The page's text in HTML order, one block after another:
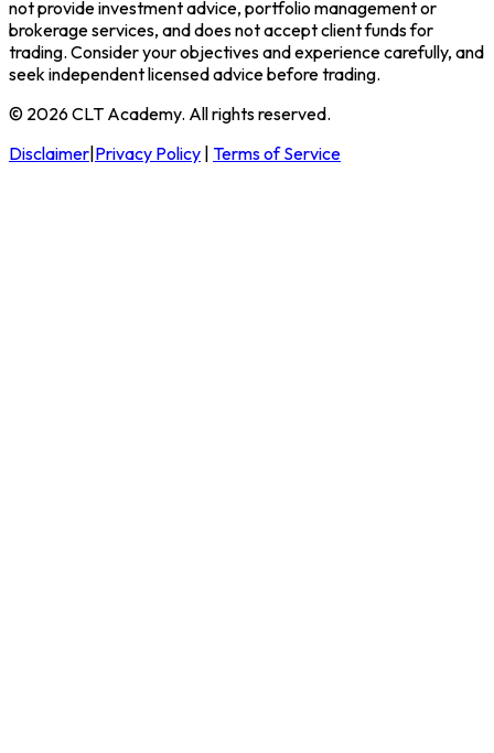
not provide investment advice, portfolio management or
brokerage services, and does not accept client funds for
trading. Consider your objectives and experience carefully, and
seek independent licensed advice before trading.
© 2026 CLT Academy. All rights reserved.
Disclaimer|Privacy Policy | Terms of Service